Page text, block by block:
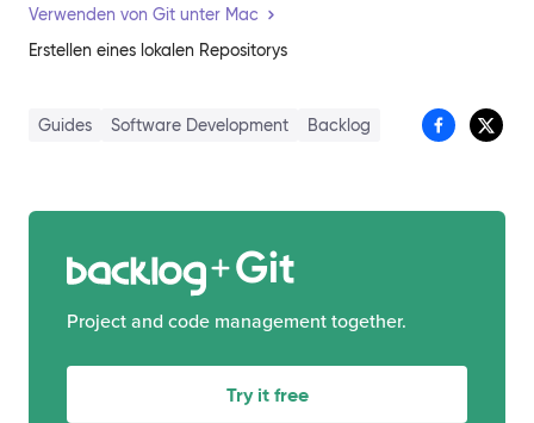
Verwenden von Git unter Mac
Erstellen eines lokalen Repositorys
Guides Software Development Backlog
Git
Project and code management together.
Try it free